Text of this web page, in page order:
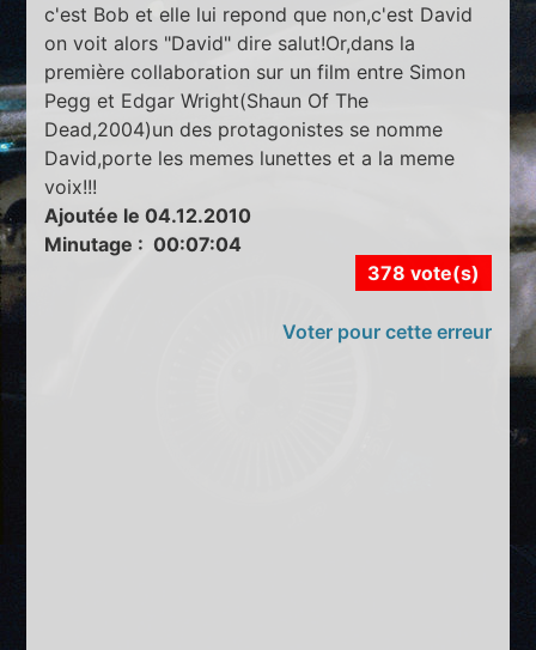
c'est Bob et elle lui repond que non,c'est David
on voit alors "David" dire salut!Or,dans la
première collaboration sur un film entre Simon
Pegg et Edgar Wright(Shaun Of The
Dead,2004)un des protagonistes se nomme
David,porte les memes lunettes et a la meme
voix!!!
Ajoutée le 04.12.2010
Minutage : 00:07:04
378 vote(s)
Voter pour cette erreur